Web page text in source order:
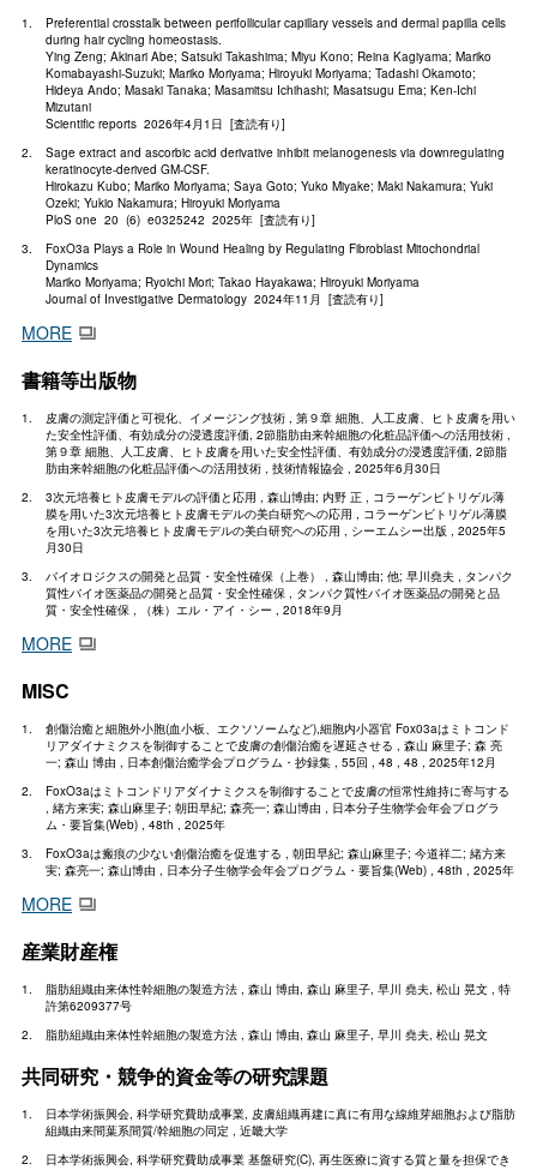
Preferential crosstalk between perifollicular capillary vessels and dermal papilla cells
during hair cycling homeostasis.
Ying Zeng; Akinari Abe; Satsuki Takashima; Miyu Kono; Reina Kagiyama; Mariko
Komabayashi-Suzuki; Mariko Moriyama; Hiroyuki Moriyama; Tadashi Okamoto;
Hideya Ando; Masaki Tanaka; Masamitsu Ichihashi; Masatsugu Ema; Ken-Ichi
Mizutani
Scientific reports 2026年4月1日 [査読有り]
Sage extract and ascorbic acid derivative inhibit melanogenesis via downregulating
keratinocyte-derived GM-CSF.
Hirokazu Kubo; Mariko Moriyama; Saya Goto; Yuko Miyake; Maki Nakamura; Yuki
Ozeki; Yukio Nakamura; Hiroyuki Moriyama
PloS one 20 (6) e0325242 2025年 [査読有り]
FoxO3a Plays a Role in Wound Healing by Regulating Fibroblast Mitochondrial
Dynamics
Mariko Moriyama; Ryoichi Mori; Takao Hayakawa; Hiroyuki Moriyama
Journal of Investigative Dermatology 2024年11月 [査読有り]
MORE
書籍等出版物
皮膚の測定評価と可視化、イメージング技術 , 第９章 細胞、人工皮膚、ヒト皮膚を用い
た安全性評価、有効成分の浸透度評価, 2節脂肪由来幹細胞の化粧品評価への活用技術 ,
第９章 細胞、人工皮膚、ヒト皮膚を用いた安全性評価、有効成分の浸透度評価, 2節脂
肪由来幹細胞の化粧品評価への活用技術 , 技術情報協会 , 2025年6月30日
3次元培養ヒト皮膚モデルの評価と応用 , 森山博由; 内野 正 , コラーゲンビトリゲル薄
膜を用いた3次元培養ヒト皮膚モデルの美白研究への応用 , コラーゲンビトリゲル薄膜
を用いた3次元培養ヒト皮膚モデルの美白研究への応用 , シーエムシー出版 , 2025年5
月30日
バイオロジクスの開発と品質・安全性確保（上巻） , 森山博由; 他; 早川堯夫 , タンパク
質性バイオ医薬品の開発と品質・安全性確保 , タンパク質性バイオ医薬品の開発と品
質・安全性確保 , （株）エル・アイ・シー , 2018年9月
MORE
MISC
創傷治癒と細胞外小胞(血小板、エクソソームなど),細胞内小器官 Fox03aはミトコンド
リアダイナミクスを制御することで皮膚の創傷治癒を遅延させる , 森山 麻里子; 森 亮
一; 森山 博由 , 日本創傷治癒学会プログラム・抄録集 , 55回 , 48 , 48 , 2025年12月
FoxO3aはミトコンドリアダイナミクスを制御することで皮膚の恒常性維持に寄与する
, 緒方来実; 森山麻里子; 朝田早紀; 森亮一; 森山博由 , 日本分子生物学会年会プログラ
ム・要旨集(Web) , 48th , 2025年
FoxO3aは瘢痕の少ない創傷治癒を促進する , 朝田早紀; 森山麻里子; 今道祥二; 緒方来
実; 森亮一; 森山博由 , 日本分子生物学会年会プログラム・要旨集(Web) , 48th , 2025年
MORE
産業財産権
脂肪組織由来体性幹細胞の製造方法 , 森山 博由, 森山 麻里子, 早川 堯夫, 松山 晃文 , 特
許第6209377号
脂肪組織由来体性幹細胞の製造方法 , 森山 博由, 森山 麻里子, 早川 堯夫, 松山 晃文
共同研究・競争的資金等の研究課題
日本学術振興会, 科学研究費助成事業, 皮膚組織再建に真に有用な線維芽細胞および脂肪
組織由来間葉系間質/幹細胞の同定 , 近畿大学
日本学術振興会, 科学研究費助成事業 基盤研究(C), 再生医療に資する質と量を担保でき